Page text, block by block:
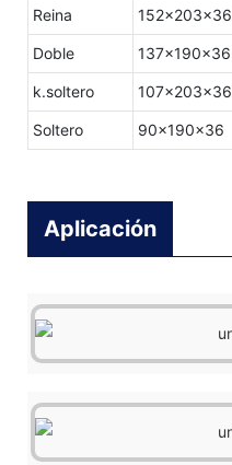
Reina 152x203x36
Doble 137x190x36
k.soltero 107x203x36
Soltero 90x190x36
Aplicación